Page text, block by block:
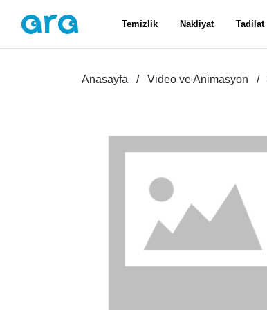
Temizlik Nakliyat Tadilat
Anasayfa Video ve Animasyon